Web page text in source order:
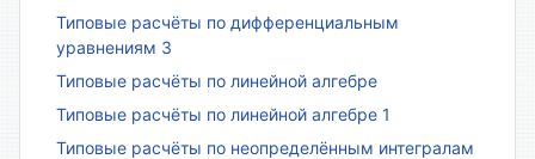
Типовые расчёты по дифференциальным
уравнениям 3
Типовые расчёты по линейной алгебре
Типовые расчёты по линейной алгебре 1
Типовые расчёты по неопределённым интегралам